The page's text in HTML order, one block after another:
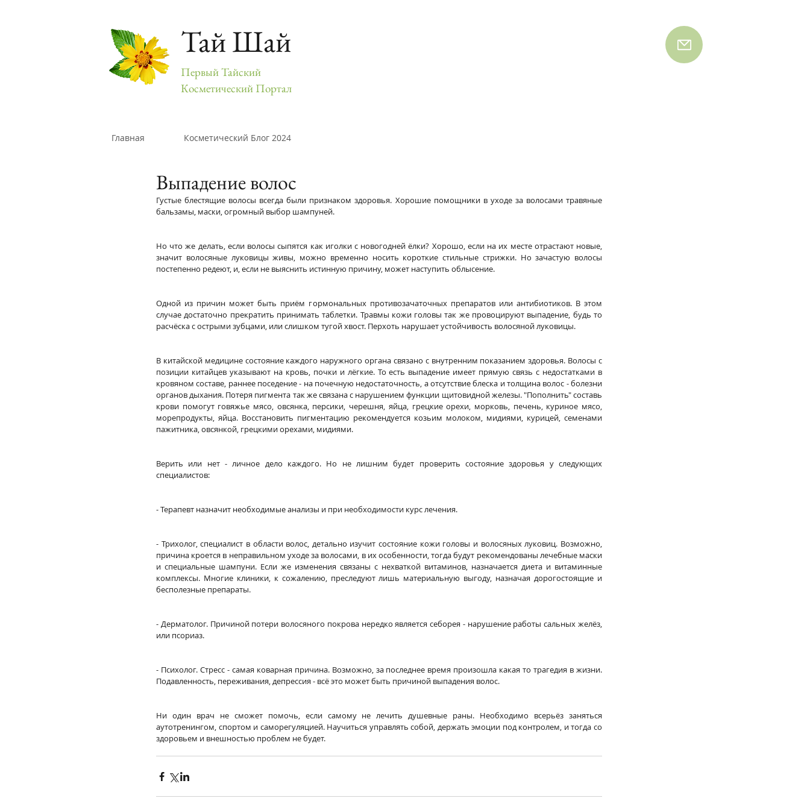
Тай Шай
Первый Тайский
Косметический Портал
Главная Косметический Блог 2024
Выпадение волос
Густые блестящие волосы всегда были признаком здоровья. Хорошие помощники в уходе за волосами травяные
бальзамы, маски, огромный выбор шампуней.
Но что же делать, если волосы сыпятся как иголки с новогодней ёлки? Хорошо, если на их месте отрастают новые,
значит волосяные луковицы живы, можно временно носить короткие стильные стрижки. Но зачастую волосы
постепенно редеют, и, если не выяснить истинную причину, может наступить облысение.
Одной из причин может быть приём гормональных противозачаточных препаратов или антибиотиков. В этом
случае достаточно прекратить принимать таблетки. Травмы кожи головы так же провоцируют выпадение, будь то
расчёска с острыми зубцами, или слишком тугой хвост. Перхоть нарушает устойчивость волосяной луковицы.
В китайской медицине состояние каждого наружного органа связано с внутренним показанием здоровья. Волосы с
позиции китайцев указывают на кровь, почки и лёгкие. То есть выпадение имеет прямую связь с недостатками в
кровяном составе, раннее поседение - на почечную недостаточность, а отсутствие блеска и толщина волос - болезни
органов дыхания. Потеря пигмента так же связана с нарушением функции щитовидной железы. "Пополнить" составь
крови помогут говяжье мясо, овсянка, персики, черешня, яйца, грецкие орехи, морковь, печень, куриное мясо,
морепродукты, яйца. Восстановить пигментацию рекомендуется козьим молоком, мидиями, курицей, семенами
пажитника, овсянкой, грецкими орехами, мидиями.
Верить или нет - личное дело каждого. Но не лишним будет проверить состояние здоровья у следующих
специалистов:
- Терапевт назначит необходимые анализы и при необходимости курс лечения.
- Трихолог, специалист в области волос, детально изучит состояние кожи головы и волосяных луковиц. Возможно,
причина кроется в неправильном уходе за волосами, в их особенности, тогда будут рекомендованы лечебные маски
и специальные шампуни. Если же изменения связаны с нехваткой витаминов, назначается диета и витаминные
комплексы. Многие клиники, к сожалению, преследуют лишь материальную выгоду, назначая дорогостоящие и
бесполезные препараты.
- Дерматолог. Причиной потери волосяного покрова нередко является себорея - нарушение работы сальных желёз,
или псориаз.
- Психолог. Стресс - самая коварная причина. Возможно, за последнее время произошла какая то трагедия в жизни.
Подавленность, переживания, депрессия - всё это может быть причиной выпадения волос.
Ни один врач не сможет помочь, если самому не лечить душевные раны. Необходимо всерьёз заняться
аутотренингом, спортом и саморегуляцией. Научиться управлять собой, держать эмоции под контролем, и тогда со
здоровьем и внешностью проблем не будет.